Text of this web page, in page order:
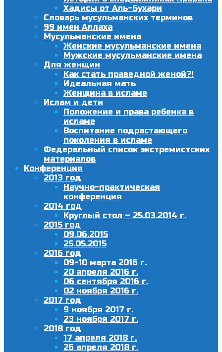
Хадисы от Аль-Бухари
Словарь мусульманских терминов
99 имен Аллаха
Мусульманские имена
Женские мусульманские имена
Мужские мусульманские имена
Для женщин
Как стать праведной женой?!
Идеальная мать
Женщина в исламе
Ислам и дети
Положение и права ребенка в
исламе
Воспитание подрастающего
поколения в исламе
Федеральный список экстремистских
материалов
Конференция
2013 год
Научно-практическая
конференция
2014 год
Круглый стол – 25.03.2014 г.
2015 год
09.06.2015
25.05.2015
2016 год
09-10 марта 2016 г.
20 апреля 2016 г.
06 сентября 2016 г.
02 ноября 2016 г.
2017 год
9 ноября 2017 г.
23 ноября 2017 г.
2018 год
17 апреля 2018 г.
26 апреля 2018 г.